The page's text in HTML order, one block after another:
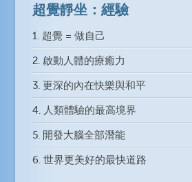
超覺靜坐：經驗
1. 超覺 = 做自己
2. 啟動人體的療癒力
3. 更深的內在快樂與和平
4. 人類體驗的最高境界
5. 開發大腦全部潛能
6. 世界更美好的最快道路